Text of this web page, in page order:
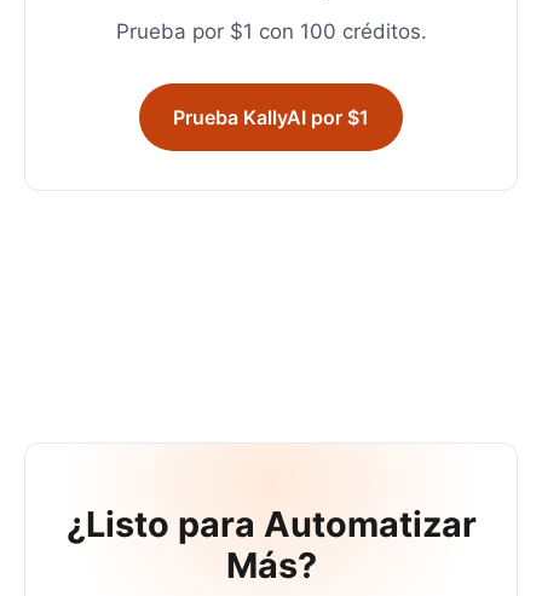
Prueba por $1 con 100 créditos.
Prueba KallyAI por $1
¿Listo para Automatizar
Más?